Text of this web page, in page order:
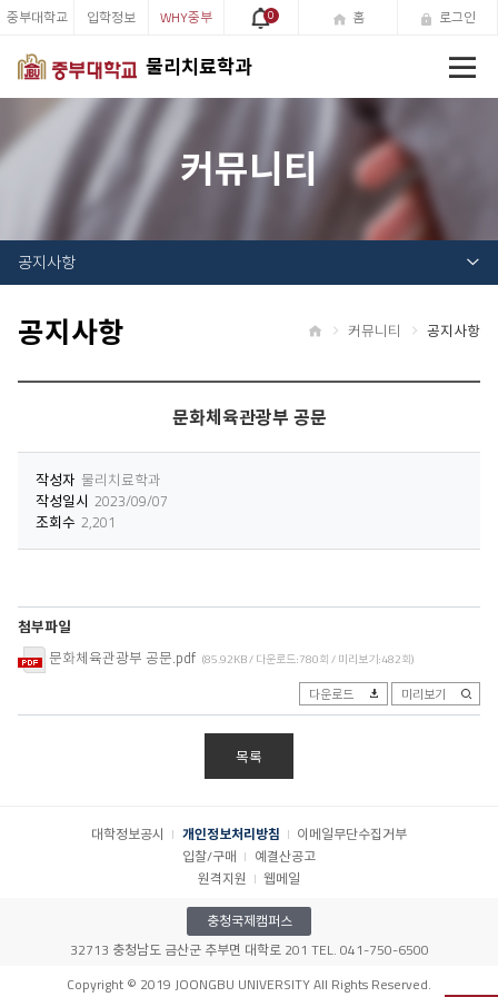
물리치료학과
중부대학교 입학정보 WHY중부 0 홈 로그인
커뮤니티
공지사항
공지사항 커뮤니티 공지사항
문화체육관광부 공문
작성자 물리치료학과
작성일시 2023/09/07
조회수 2,201
첨부파일
문화체육관광부 공문.pdf (85.92KB / 다운로드:780회 / 미리보기:482회)
다운로드 미리보기
목록
대학정보공시 개인정보처리방침
이메일무단수집거부
입찰/구매
예결산공고
원격지원
웹메일
충청국제캠퍼스
32713 충청남도 금산군 추부면 대학로 201 TEL. 041-750-6500
Copyright © 2019 JOONGBU UNIVERSITY All Rights Reserved.